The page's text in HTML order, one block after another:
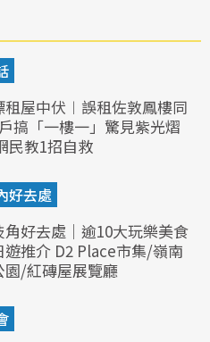
租屋中伏︱誤租佐敦鳳樓同
搞「一樓一」驚見紫光熠
民教1招自救
好去處
角好去處｜逾10大玩樂美食
遊推介 D2 Place市集/嶺南
園/紅磚屋展覽廳